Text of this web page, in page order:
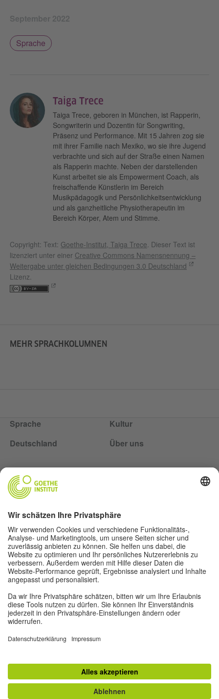
September 2022
Sprache
Taiga Trece
Taiga Trece, geboren in München, ist Rapperin,
Songwriterin und Dozentin für Songwriting,
Präsenz und Performance. Mit 15 Jahren zog sie
mit ihrer Familie nach Mexiko, wo sie ihre Jugend
verbrachte und sich auf der Straße einen Namen
als Rapperin machte. Neben der darstellenden
Kunst arbeitet sie als Empowerment Coach, als
freischaffende Künstlerin im Bereich
Musikpädagogik und Persönlichkeitsentwicklung
und als ganzheitliche Physiotherapeutin im
Bereich Körper, Atem und Stimme.
Copyright: Text: Goethe-Institut, Taiga Trece. Dieser Text ist
lizenziert unter einer Creative Commons Namensnennung –
Weitergabe unter gleichen Bedingungen 3.0 Deutschland
Lizenz.
MEHR SPRACHKOLUMNEN
Sprache
Kultur
Deutschland
Über uns
Über uns
Autor*innen
Impressum
Datenschutz
Privatsphäre-Einstellungen
Weitere Angebote des Goethe-Instituts